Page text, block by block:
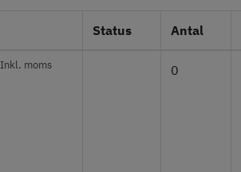
Status Antal
Inkl. moms 0